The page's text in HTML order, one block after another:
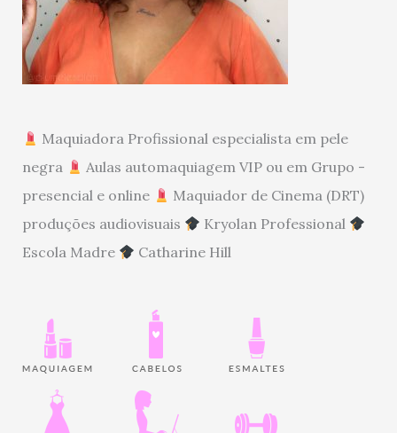
Maquiadora Profissional especialista em pele
negra
Aulas automaquiagem VIP ou em Grupo -
presencial e online
Maquiador de Cinema (DRT)
produções audiovisuais
Kryolan Professional
Escola Madre
Catharine Hill